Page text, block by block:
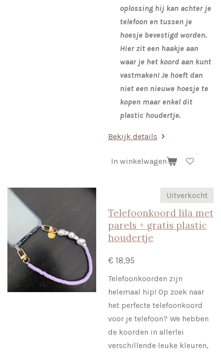
oplossing hij kan achter je
telefoon en tussen je
hoesje bevestigd worden.
Hier zit een haakje aan
waar je het koord aan kunt
vastmaken! Je hoeft dan
niet een nieuwe hoesje te
kopen maar enkel dit
plastic houdertje.
Bekijk details
In winkelwagen
Uitverkocht
Telefoonkoord lila met
parels + gratis plastic
houdertje
€ 18,95
Telefoonkoorden zijn
helemaal hip! Op zoek naar
het perfecte telefoonkoord
voor je telefoon? We hebben
de koorden in allerlei
verschillende leuke kleuren,